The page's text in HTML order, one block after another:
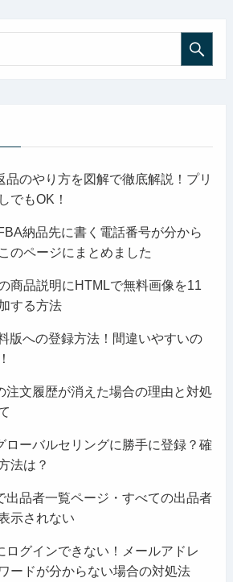
品のやり方を図解で徹底解説！プリ
でもOK！
納品先に書く電話番号が分から
のページにまとめました
商品説明にHTMLで無料画像を11
する方法
版への登録方法！間違いやすいの
注文履歴が消えた場合の理由と対処
ローバルセリングに勝手に登録？確
法は？
出品者一覧ページ・すべての出品者
示されない
ログインできない！メールアドレ
ードが分からない場合の対処法